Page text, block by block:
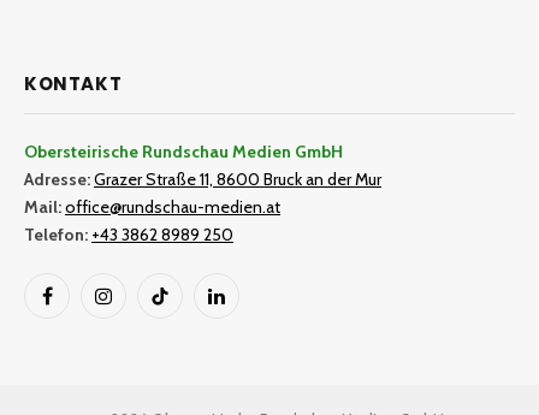
KONTAKT
Obersteirische Rundschau Medien GmbH
Adresse:Grazer Straße 11, 8600 Bruck an der Mur
Mail:office@rundschau-medien.at
Telefon: +43 3862 8989 250
FacebookInstagramTikTok LinkedIn